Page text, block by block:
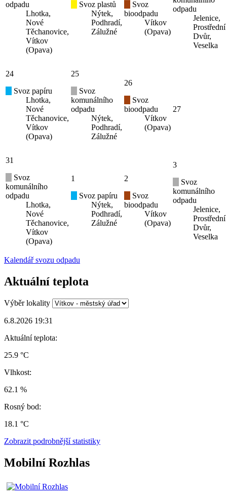
odpadu
Lhotka,
Nové
Těchanovice,
Vítkov
(Opava)
Svoz plastů
Nýtek,
Podhradí,
Zálužné
Svoz
bioodpadu
Vítkov
(Opava)
odpadu
Jelenice,
Prostřední
Dvůr,
Veselka
24
Svoz papíru
Lhotka,
Nové
Těchanovice,
Vítkov
(Opava)
25
Svoz
komunálního
odpadu
Nýtek,
Podhradí,
Zálužné
26
Svoz
bioodpadu
Vítkov
(Opava)
27
31
Svoz
komunálního
odpadu
Lhotka,
Nové
Těchanovice,
Vítkov
(Opava)
1
Svoz papíru
Nýtek,
Podhradí,
Zálužné
2
Svoz
bioodpadu
Vítkov
(Opava)
3
Svoz
komunálního
odpadu
Jelenice,
Prostřední
Dvůr,
Veselka
Kalendář svozu odpadu
Aktuální teplota
Výběr lokality
6.8.2026 19:31
Aktuální teplota:
25.9 °C
Vlhkost:
62.1 %
Rosný bod:
18.1 °C
Zobrazit podrobnější statistiky
Mobilní Rozhlas